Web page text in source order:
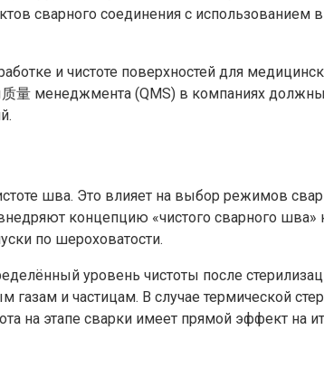
сварного соединения с использованием
и чистоте поверхностей для
质量 менеджмента (QMS) в компаниях
шва. Это влияет на выбор режимов
концепцию «чистого сварного шва»
по шероховатости.
уровень чистоты после
и частицам. В случае термической
на этапе сварки имеет прямой эффект на